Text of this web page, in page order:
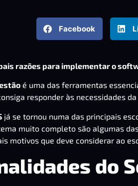
Facebook
razões para implementar o
é uma das ferramentas
responder às necessidades
já se tornou numa das principais
muito completo são algumas
motivos que deve considerar ao
do